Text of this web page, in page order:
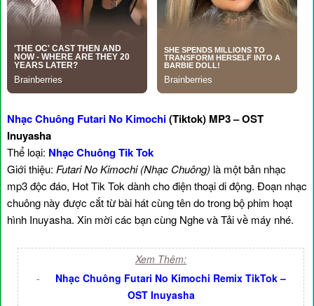
Nhạc Chuông Futari No Kimochi(Tiktok) MP3 – OST
Inuyasha
Thể loại: Nhạc Chuông Tik Tok
Giới thiệu: Futari No Kimochi (Nhạc Chuông) là một bản nhạc
mp3 độc đáo, Hot Tik Tok dành cho điện thoại di động. Đoạn nhạc
chuông này được cắt từ bài hát cùng tên do trong bộ phim hoạt
hình Inuyasha. Xin mời các bạn cùng Nghe và Tải về máy nhé.
Xem Thêm:
-
Nhạc Chuông Futari No Kimochi Remix TikTok –
OST Inuyasha